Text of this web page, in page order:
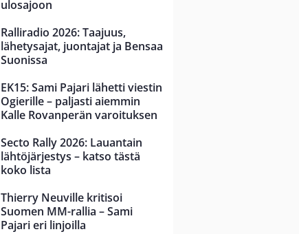
ulosajoon
Ralliradio 2026: Taajuus,
lähetysajat, juontajat ja Bensaa
Suonissa
EK15: Sami Pajari lähetti viestin
Ogierille – paljasti aiemmin
Kalle Rovanperän varoituksen
Secto Rally 2026: Lauantain
lähtöjärjestys – katso tästä
koko lista
Thierry Neuville kritisoi
Suomen MM-rallia – Sami
Pajari eri linjoilla